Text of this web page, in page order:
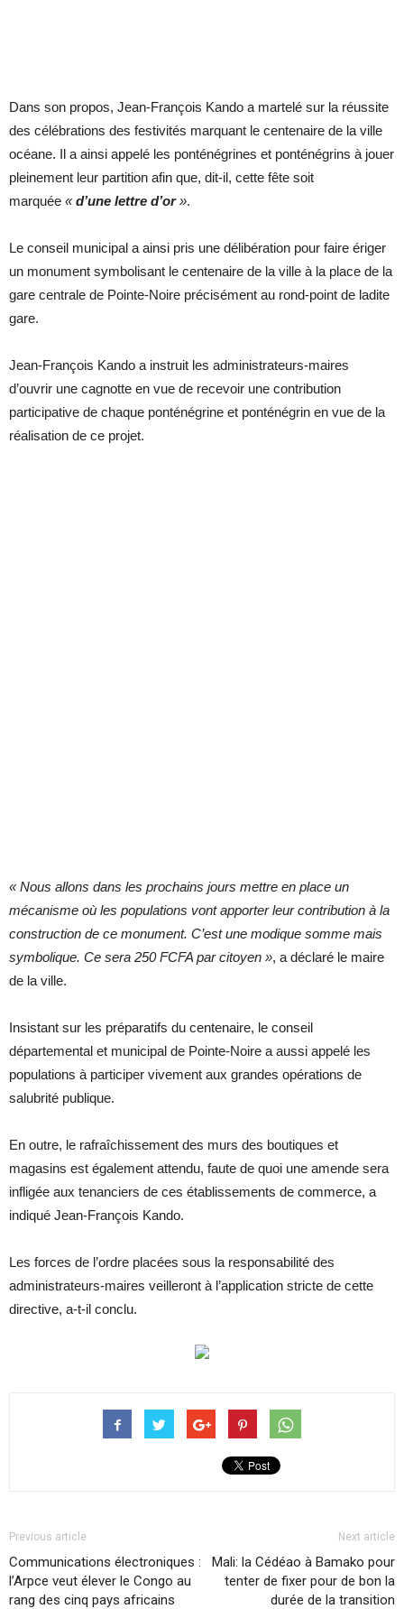
Dans son propos, Jean-François Kando a martelé sur la réussite
des célébrations des festivités marquant le centenaire de la ville
océane. Il a ainsi appelé les ponténégrines et ponténégrins à jouer
pleinement leur partition afin que, dit-il, cette fête soit
marquée « d’une lettre d’or».
Le conseil municipal a ainsi pris une délibération pour faire ériger
un monument symbolisant le centenaire de la ville à la place de la
gare centrale de Pointe-Noire précisément au rond-point de ladite
gare.
Jean-François Kando a instruit les administrateurs-maires
d’ouvrir une cagnotte en vue de recevoir une contribution
participative de chaque ponténégrine et ponténégrin en vue de la
réalisation de ce projet.
« Nous allons dans les prochains jours mettre en place un
mécanisme où les populations vont apporter leur contribution à la
construction de ce monument. C’est une modique somme mais
symbolique. Ce sera 250 FCFA par citoyen », a déclaré le maire
de la ville.
Insistant sur les préparatifs du centenaire, le conseil
départemental et municipal de Pointe-Noire a aussi appelé les
populations à participer vivement aux grandes opérations de
salubrité publique.
En outre, le rafraîchissement des murs des boutiques et
magasins est également attendu, faute de quoi une amende sera
infligée aux tenanciers de ces établissements de commerce, a
indiqué Jean-François Kando.
Les forces de l’ordre placées sous la responsabilité des
administrateurs-maires veilleront à l’application stricte de cette
directive, a-t-il conclu.
Previous article
Communications électroniques :
l’Arpce veut élever le Congo au
rang des cinq pays africains
Next article
Mali: la Cédéao à Bamako pour
tenter de fixer pour de bon la
durée de la transition